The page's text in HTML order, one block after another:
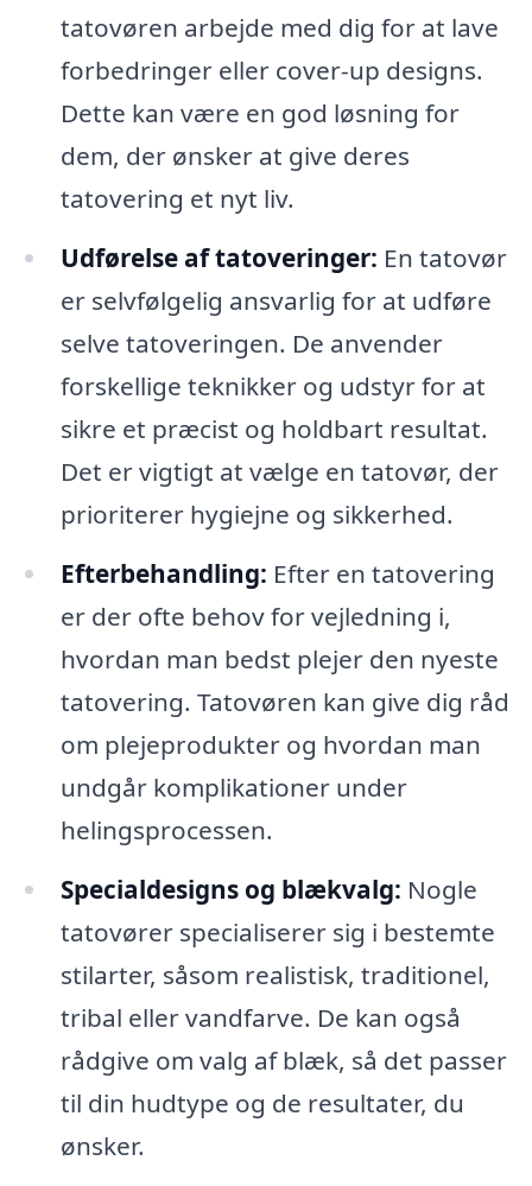
tatovøren arbejde med dig for at lave
forbedringer eller cover-up designs.
Dette kan være en god løsning for
dem, der ønsker at give deres
tatovering et nyt liv.
Udførelse af tatoveringer: En tatovør
er selvfølgelig ansvarlig for at udføre
selve tatoveringen. De anvender
forskellige teknikker og udstyr for at
sikre et præcist og holdbart resultat.
Det er vigtigt at vælge en tatovør, der
prioriterer hygiejne og sikkerhed.
Efterbehandling: Efter en tatovering
er der ofte behov for vejledning i,
hvordan man bedst plejer den nyeste
tatovering. Tatovøren kan give dig råd
om plejeprodukter og hvordan man
undgår komplikationer under
helingsprocessen.
Specialdesigns og blækvalg: Nogle
tatovører specialiserer sig i bestemte
stilarter, såsom realistisk, traditionel,
tribal eller vandfarve. De kan også
rådgive om valg af blæk, så det passer
til din hudtype og de resultater, du
ønsker.